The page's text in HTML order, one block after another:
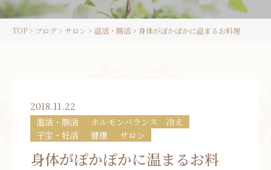
お問い合わせ
TOP> ブログ> サロン > 温活・腸活> 身体がぽかぽかに温まるお料理
2018.11.22
温活・腸活
ホルモンバランス 冷え
子宝・妊活
健康 サロン
身体がぽかぽかに温まるお料